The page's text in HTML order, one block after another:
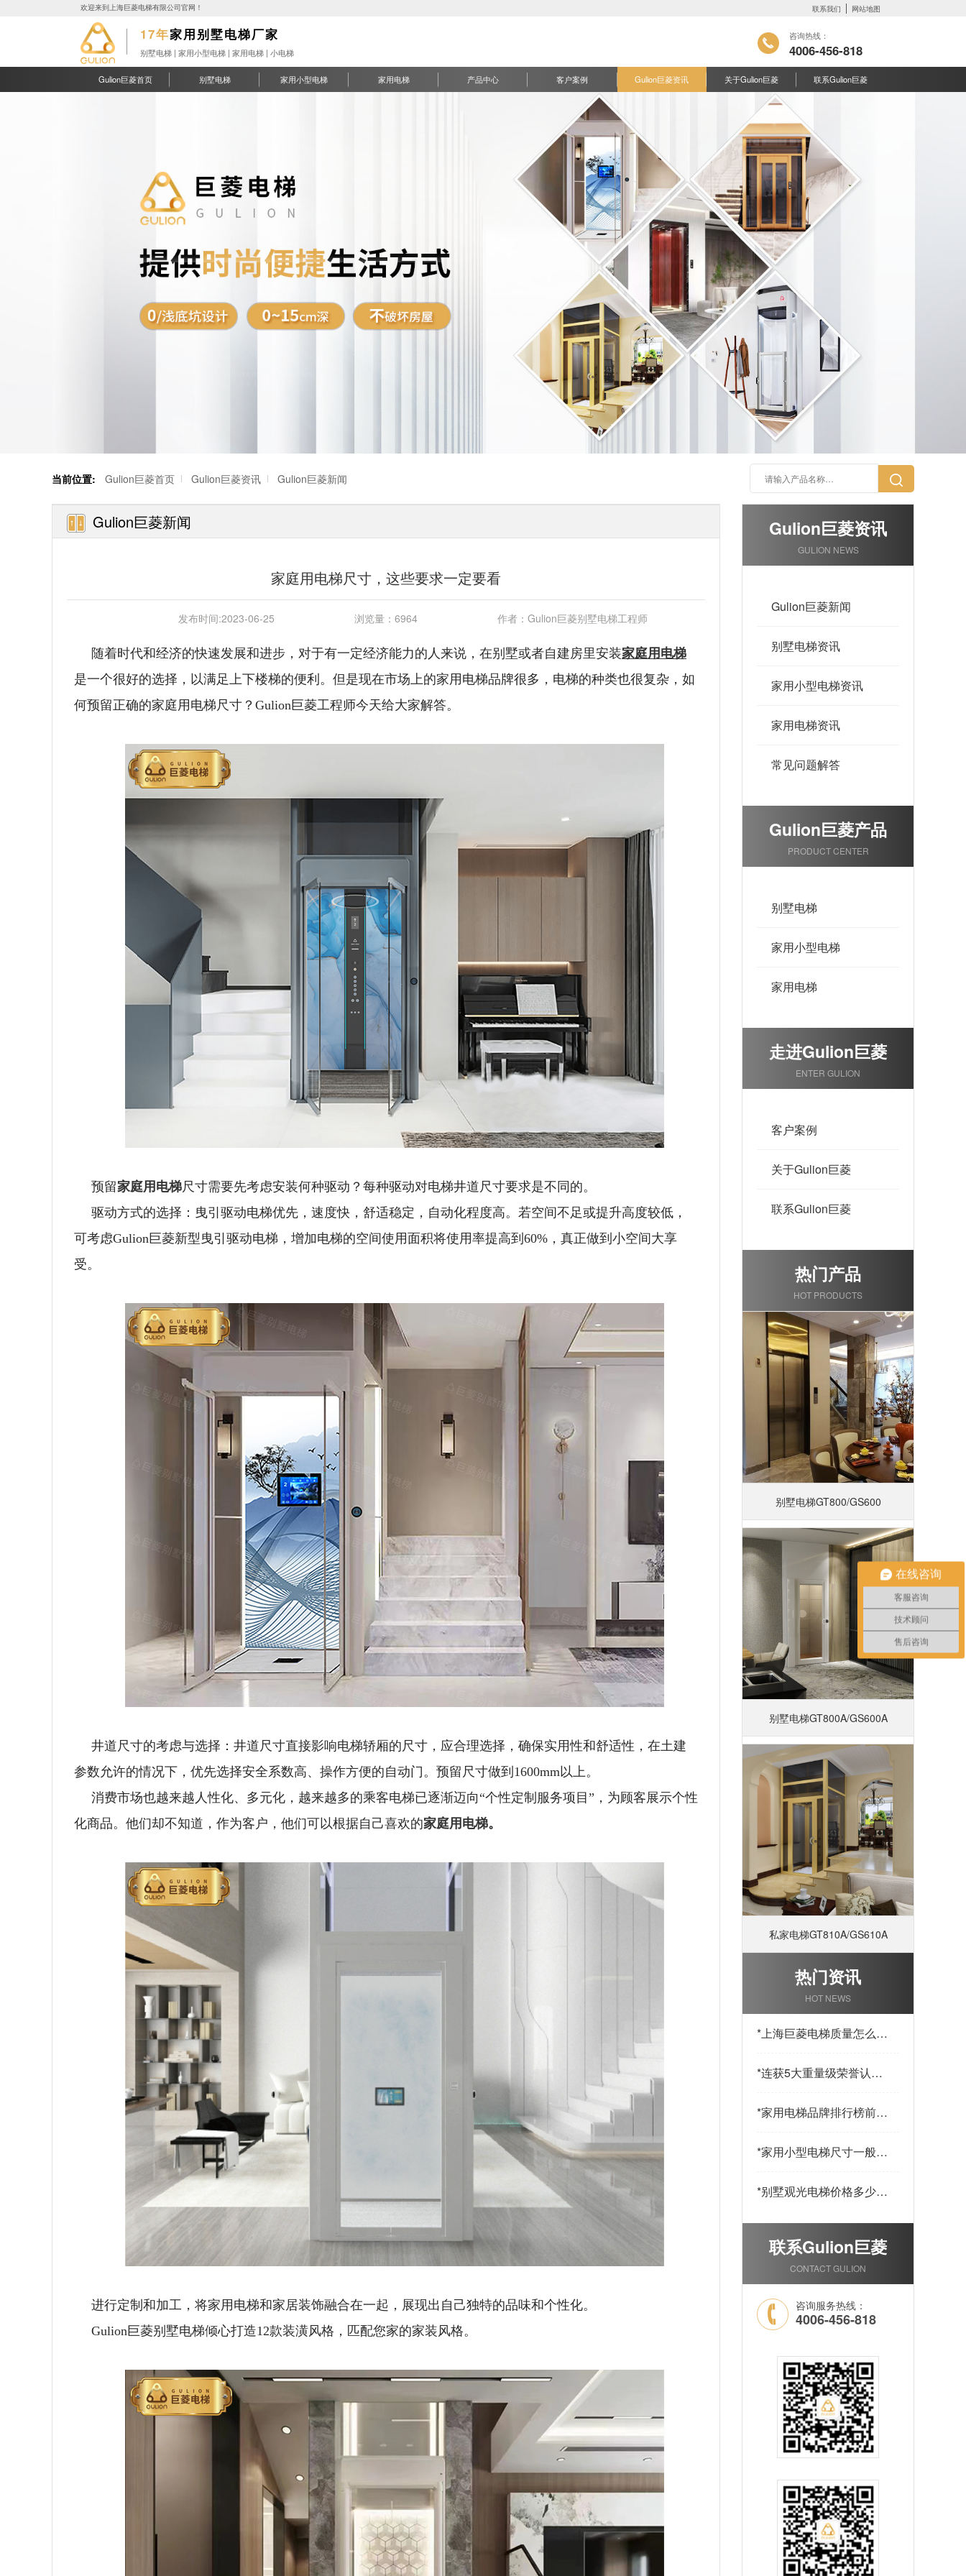
欢迎来到上海巨菱电梯有限公司官网！ 联系我们 网站地图
17年家用别墅电梯厂家
别墅电梯 | 家用小型电梯 | 家用电梯 | 小电梯
咨询热线：
4006-456-818
Gulion巨菱首页 别墅电梯 家用小型电梯 家用电梯 产品中心 客户案例 Gulion巨菱资讯 关于Gulion巨菱 联系Gulion巨菱
当前位置: Gulion巨菱首页 Gulion巨菱资讯 Gulion巨菱新闻
Gulion巨菱新闻
家庭用电梯尺寸，这些要求一定要看
发布时间:2023-06-25 浏览量： 6964 作者： Gulion巨菱别墅电梯工程师
随着时代和经济的快速发展和进步，对于有一定经济能力的人来说，在别墅或者自建房里安装家庭用电梯
是一个很好的选择，以满足上下楼梯的便利。但是现在市场上的家用电梯品牌很多，电梯的种类也很复杂，如
何预留正确的家庭用电梯尺寸？Gulion巨菱工程师今天给大家解答。
预留家庭用电梯尺寸需要先考虑安装何种驱动？每种驱动对电梯井道尺寸要求是不同的。
驱动方式的选择：曳引驱动电梯优先，速度快，舒适稳定，自动化程度高。若空间不足或提升高度较低，
可考虑Gulion巨菱新型曳引驱动电梯，增加电梯的空间使用面积将使用率提高到60%，真正做到小空间大享
受。
井道尺寸的考虑与选择：井道尺寸直接影响电梯轿厢的尺寸，应合理选择，确保实用性和舒适性，在土建
参数允许的情况下，优先选择安全系数高、操作方便的自动门。预留尺寸做到1600mm以上。
消费市场也越来越人性化、多元化，越来越多的乘客电梯已逐渐迈向“个性定制服务项目”，为顾客展示个性
化商品。他们却不知道，作为客户，他们可以根据自己喜欢的家庭用电梯。
进行定制和加工，将家用电梯和家居装饰融合在一起，展现出自己独特的品味和个性化。
Gulion巨菱别墅电梯倾心打造12款装潢风格，匹配您家的家装风格。
Gulion巨菱资讯
GULION NEWS
Gulion巨菱新闻
别墅电梯资讯
家用小型电梯资讯
家用电梯资讯
常见问题解答
Gulion巨菱产品
PRODUCT CENTER
别墅电梯
家用小型电梯
家用电梯
走进Gulion巨菱
ENTER GULION
客户案例
关于Gulion巨菱
联系Gulion巨菱
热门产品
HOT PRODUCTS
别墅电梯GT800/GS600
别墅电梯GT800A/GS600A
私家电梯GT810A/GS610A
热门资讯
HOT NEWS
*上海巨菱电梯质量怎么
*连获5大重量级荣誉认
用电梯新的高度
*家用电梯品牌排行榜前十
*家用小型电梯尺寸一般多
*别墅观光电梯价格多少
联系Gulion巨菱
CONTACT GULION
咨询服务热线：
4006-456-818
在线咨询
客服咨询
技术顾问
售后咨询